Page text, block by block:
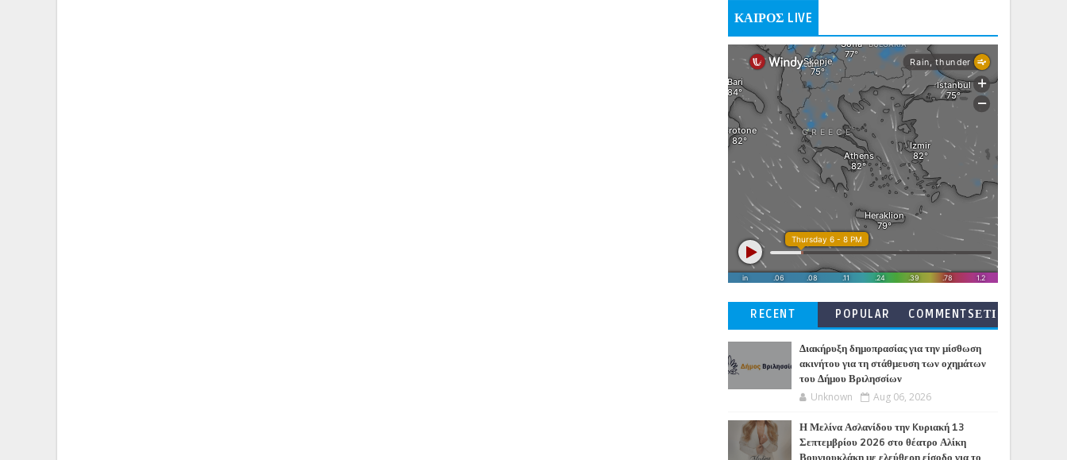
ΚΑΙΡΟΣ LIVE
RECENT POPULAR
COMMENTSΕΤΙ
Διακήρυξη δημοπρασίας για την μίσθωση
ακινήτου για τη στάθμευση των οχημάτων
του Δήμου Βριλησσίων
Unknown Aug 06, 2026
Η Μελίνα Ασλανίδου την Kυριακή 13
Σεπτεμβρίου 2026 στο θέατρο Αλίκη